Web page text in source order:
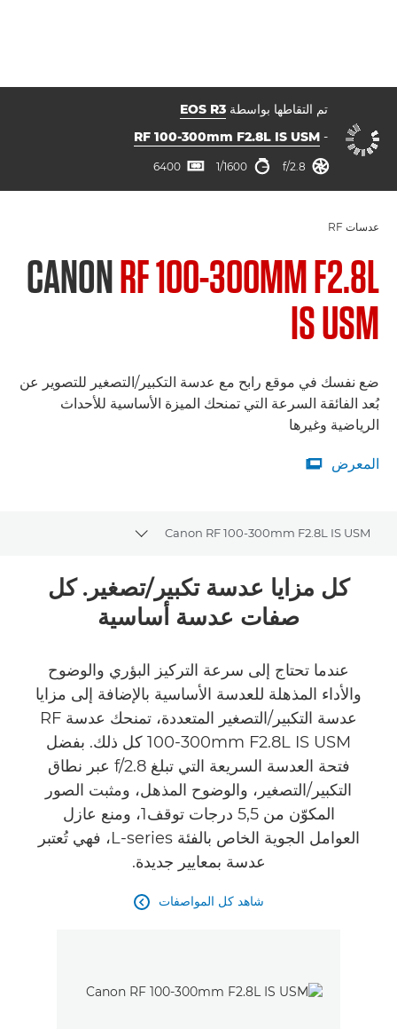
تم التقاطها بواسطة EOS R3
-
RF 100-300mm F2.8L IS USM
فتحة العدسة

f/2.8 سرعة الغالق

1/1600
ISO

6400
عدسات RF
CANONRF 100-300MM F2.8L
IS USM
ضع نفسك في موقع رابح مع عدسة التكبير/التصغير للتصوير عن
بُعد الفائقة السرعة التي تمنحك الميزة الأساسية للأحداث
الرياضية وغيرها
المعرض
المعرض

Canon RF 100-300mm F2.8L IS USM
Toggle breadcrumbs
نظرة عامة
المعرض
كل مزايا عدسة تكبير/تصغير. كل
صفات عدسة أساسية
عندما تحتاج إلى سرعة التركيز البؤري والوضوح
والأداء المذهلة للعدسة الأساسية بالإضافة إلى مزايا
عدسة التكبير/التصغير المتعددة، تمنحك عدسة RF
100-300mm F2.8L IS USM كل ذلك. بفضل
فتحة العدسة السريعة التي تبلغ f/2.8 عبر نطاق
التكبير/التصغير، والوضوح المذهل، ومثبت الصور
المكوّن من 5,5 درجات توقف1، ومنع عازل
العوامل الجوية الخاص بالفئة L-series، فهي تُعتبر
عدسة بمعايير جديدة.
شاهد كل المواصفات 